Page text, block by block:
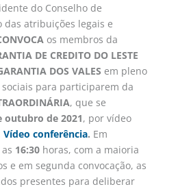
do Conselho de
atribuições legais e
os membros da
DE CREDITO DO LESTE
DOS VALES em pleno
para participarem da
, que se
outubro de 2021, por vídeo
Vídeo conferência. Em
16:30 horas, com a maioria
e em segunda convocação, as
presentes para deliberar